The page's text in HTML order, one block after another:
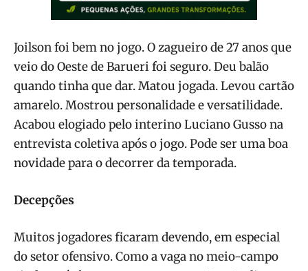
Joilson foi bem no jogo. O zagueiro de 27 anos que
veio do Oeste de Barueri foi seguro. Deu balão
quando tinha que dar. Matou jogada. Levou cartão
amarelo. Mostrou personalidade e versatilidade.
Acabou elogiado pelo interino Luciano Gusso na
entrevista coletiva após o jogo. Pode ser uma boa
novidade para o decorrer da temporada.
Decepções
Muitos jogadores ficaram devendo, em especial
do setor ofensivo. Como a vaga no meio-campo